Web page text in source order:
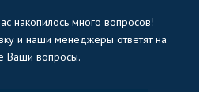
накопилось много вопросов!
и наши менеджеры ответят на
Ваши вопросы.